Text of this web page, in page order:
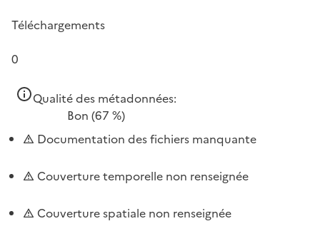
Téléchargements
0
Qualité des métadonnées:
Bon (67 %)
Documentation des fichiers manquante
Couverture temporelle non renseignée
Couverture spatiale non renseignée